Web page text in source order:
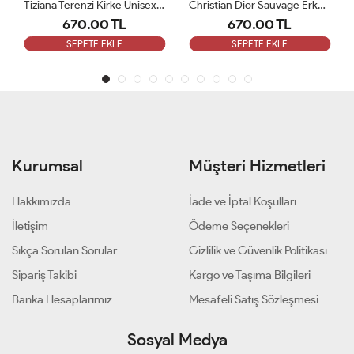
Tiziana Terenzi Kirke Ünisex Deodorant 200 M
670.00 TL
SEPETE EKLE
Christian Dior Sauvage Erkek Deodorant 200 Ml
670.00 TL
SEPETE EKLE
Kurumsal
Hakkımızda
İletişim
Sıkça Sorulan Sorular
Sipariş Takibi
Banka Hesaplarımız
Müşteri Hizmetleri
İade ve İptal Koşulları
Ödeme Seçenekleri
Gizlilik ve Güvenlik Politikası
Kargo ve Taşıma Bilgileri
Mesafeli Satış Sözleşmesi
Sosyal Medya